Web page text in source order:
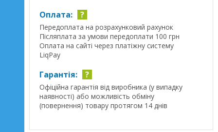
Оплата: ?
Передоплата на розрахунковий рахунок
Післяплата за умови передоплати 100 грн
Оплата на сайті через платіжну систему
LiqPay
Гарантія: ?
Офіційна гарантія від виробника (у випадку
наявності) або можливість обміну
(повернення) товару протягом 14 днів